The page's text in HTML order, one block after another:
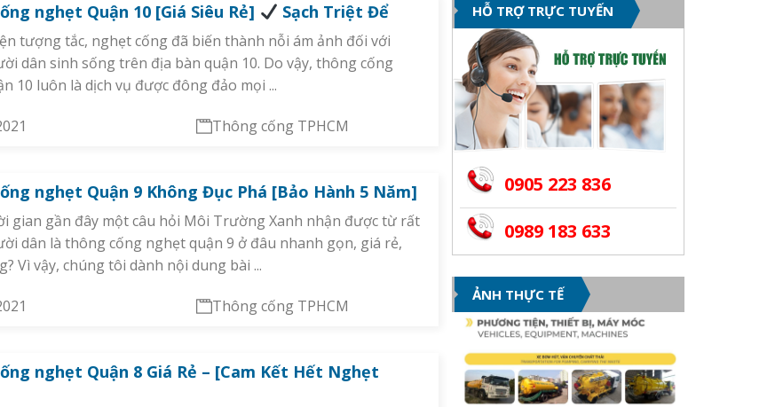
nghẹt Quận 10 [Giá Siêu Rẻ] Sạch Triệt Để
tượng tắc, nghẹt cống đã biến thành nỗi ám ảnh đối với
dân sinh sống trên địa bàn quận 10. Do vậy, thông cống
10 luôn là dịch vụ được đông đảo mọi ...
Thông cống TPHCM
nghẹt Quận 9 Không Đục Phá [Bảo Hành 5 Năm]
gian gần đây một câu hỏi Môi Trường Xanh nhận được từ rất
dân là thông cống nghẹt quận 9 ở đâu nhanh gọn, giá rẻ,
Vì vậy, chúng tôi dành nội dung bài ...
Thông cống TPHCM
nghẹt Quận 8 Giá Rẻ – [Cam Kết Hết Nghẹt
HỖ TRỢ TRỰC TUYẾN
0905 223 836
0989 183 633
ẢNH THỰC TẾ